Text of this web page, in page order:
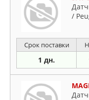
/
Срок поставки
1 дн.